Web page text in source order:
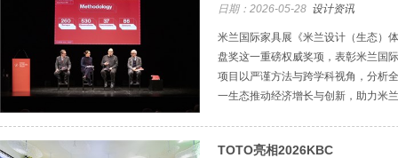
日期：2026-05-28 设计资讯
米兰国际家具展《米兰设计（生态）
盘奖这一重磅权威奖项，表彰米兰国
项目以严谨方法与跨学科视角，分析
一生态推动经济增长与创新，助力米
TOTO亮相2026KBC